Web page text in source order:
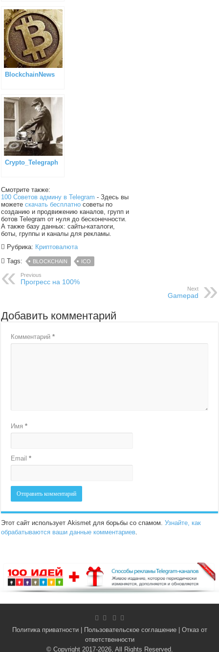
BlockchainNews
Crypto_Telegraph
Смотрите также:
100 Советов админу в Telegram - Здесь вы
можетескачать бесплатно советы по
созданию и продвижению каналов, групп и
ботов Telegram от нуля до бесконечности.
А также базу данных: сайты-каталоги,
боты, группы и каналы для рекламы.
Рубрика: Криптовалюта
Tags:
BLOCKCHAIN ICO
Previous
Прогресс на 100%
Next
Gamepad
Добавить комментарий
Комментарий*
Имя*
Email*
Этот сайт использует Akismet для борьбы со спамом.Узнайте, как
обрабатываются ваши данные комментариев.
Политика приватности| Пользовательское соглашение| Отказ от
ответственности
© Copyright 2017-2026, All Rights Reserved.